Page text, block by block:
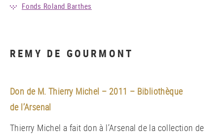
Fonds Roland Barthes
REMY DE GOURMONT
Don de M. Thierry Michel – 2011 – Bibliothèque
de l’Arsenal
Thierry Michel a fait don à l’Arsenal de la collection de